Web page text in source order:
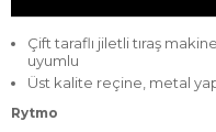
Çift taraflı jiletli tıraş
uyumlu
Üst kalite reçine, metal
Rytmo